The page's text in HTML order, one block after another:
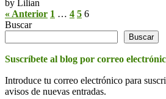
by Lilian
« Anterior 1 … 4 5 6
Buscar
Buscar
Suscríbete al blog por correo
Introduce tu correo electrónico para
avisos de nuevas entradas.